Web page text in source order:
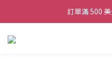
訂單滿 500